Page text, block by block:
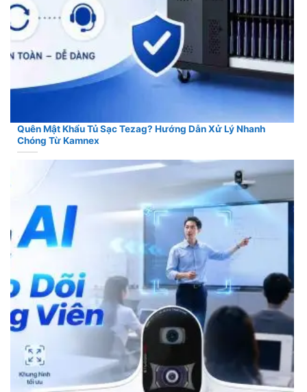
Quên Mật Khẩu Tủ Sạc Tezag? Hướng Dẫn Xử Lý Nhanh
Chóng Từ Kamnex